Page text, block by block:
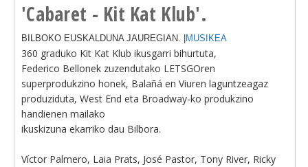
'Cabaret - Kit Kat Klub'.
BILBOKO EUSKALDUNA JAUREGIAN. | MUSIKEA
360 graduko Kit Kat Klub ikusgarri bihurtuta,
Federico Bellonek zuzendutako LETSGOren
superprodukzino honek, Balañá en Viuren laguntzeagaz
produziduta, West End eta Broadway-ko produkzino
handienen mailako
ikuskizuna ekarriko dau Bilbora.
Víctor Palmero, Laia Prats, José Pastor, Tony River, Ricky